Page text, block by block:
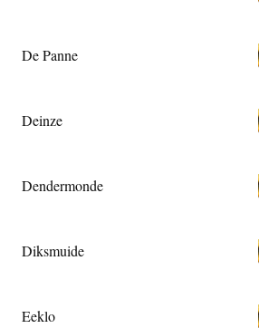
De Panne
Deinze
Dendermonde
Diksmuide
Eeklo